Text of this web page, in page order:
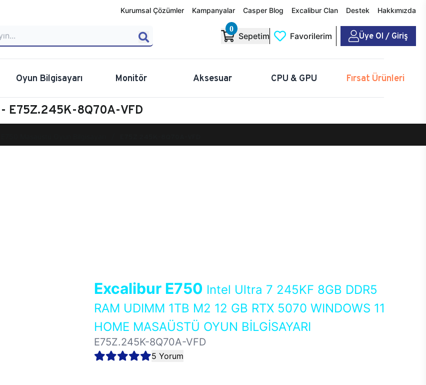
Kurumsal Çözümler Kampanyalar Casper Blog Excalibur Clan Destek Hakkımızda
0
Sepetim Favorilerim Üye Ol / Giriş
Oyun Bilgisayarı Monitör Aksesuar CPU & GPU Fırsat Ürünleri
E75Z.245K-8Q70A-VFD
Excalibur E750 Intel Ultra 7 245KF 8GB DDR5
RAM UDIMM 1TB M2 12 GB RTX 5070 WINDOWS 11
HOME MASAÜSTÜ OYUN BİLGİSAYARI
E75Z.245K-8Q70A-VFD
5 Yorum